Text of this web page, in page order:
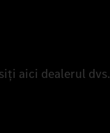
aici dealerul dvs.